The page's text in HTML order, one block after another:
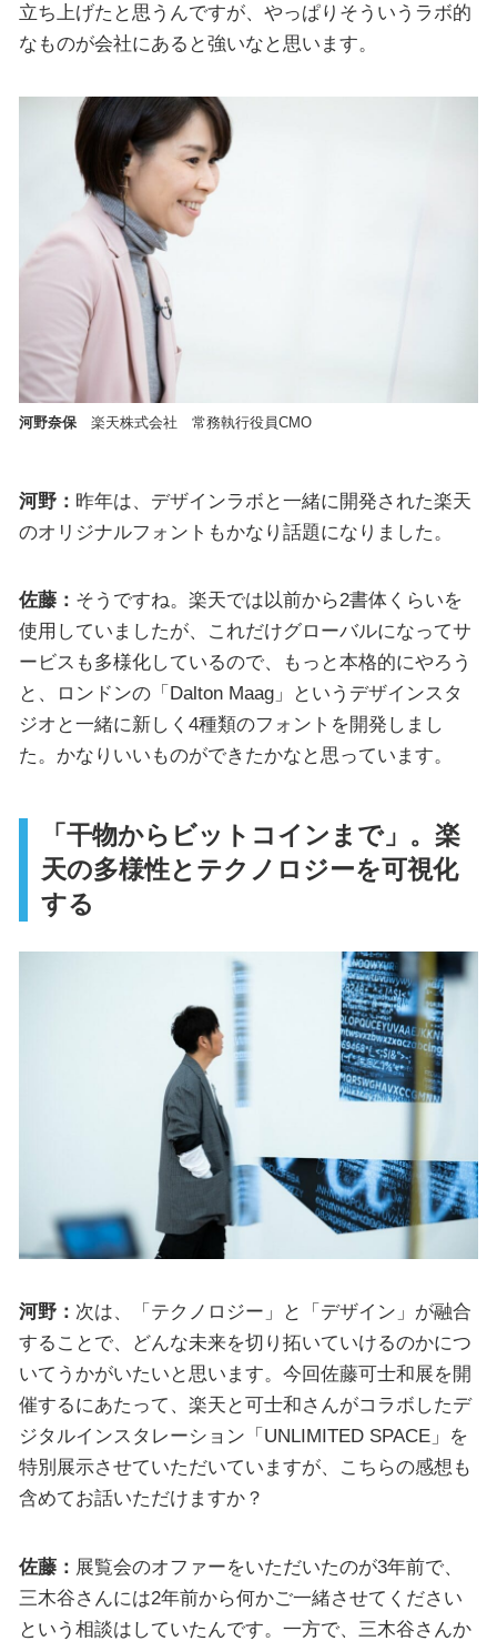
立ち上げたと思うんですが、やっぱりそういうラボ的
なものが会社にあると強いなと思います。
河野奈保楽天株式会社 常務執行役員CMO
河野： 昨年は、デザインラボと一緒に開発された楽天
のオリジナルフォントもかなり話題になりました。
佐藤： そうですね。楽天では以前から2書体くらいを
使用していましたが、これだけグローバルになってサ
ービスも多様化しているので、もっと本格的にやろう
と、ロンドンの「Dalton Maag」というデザインスタ
ジオと一緒に新しく4種類のフォントを開発しまし
た。かなりいいものができたかなと思っています。
「干物からビットコインまで」。楽
天の多様性とテクノロジーを可視化
する
河野： 次は、「テクノロジー」と「デザイン」が融合
することで、どんな未来を切り拓いていけるのかにつ
いてうかがいたいと思います。今回佐藤可士和展を開
催するにあたって、楽天と可士和さんがコラボしたデ
ジタルインスタレーション「UNLIMITED SPACE」を
特別展示させていただいていますが、こちらの感想も
含めてお話いただけますか？
佐藤： 展覧会のオファーをいただいたのが3年前で、
三木谷さんには2年前から何かご一緒させてください
という相談はしていたんです。一方で、三木谷さんか